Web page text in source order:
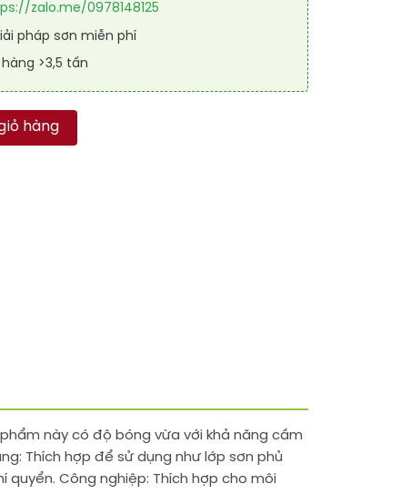
zalo.me/0978148125
pháp sơn miễn phí
>3,5 tấn
2IN1 9022 số lượng
hàng
phẩm này có độ bóng vừa với khả năng cầm
Thích hợp để sử dụng như lớp sơn phủ
Công nghiệp: Thích hợp cho môi